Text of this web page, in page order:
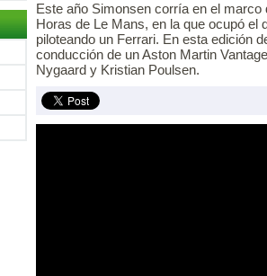
Este año Simonsen corría en el
Horas de Le Mans, en la que ocupó el
piloteando un Ferrari. En esta edición
conducción de un Aston Martin
Nygaard y Kristian Poulsen.